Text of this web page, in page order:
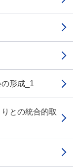
形成_1
との統合的取